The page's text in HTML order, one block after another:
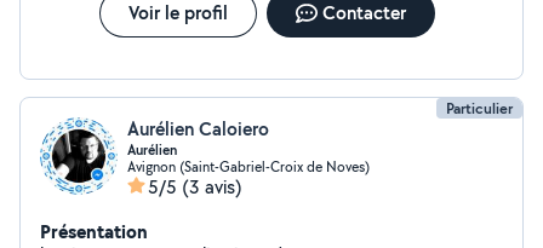
Voir le profil Contacter
Particulier
Aurélien Caloiero
Aurélien
Avignon (Saint-Gabriel-Croix de Noves)
5/5 (3 avis)
Présentation